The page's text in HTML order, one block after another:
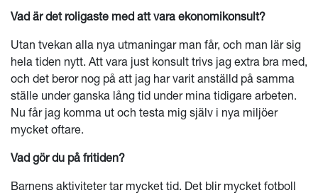
Vad är det roligaste med att vara ekonomikonsult?
Utan tvekan alla nya utmaningar man får, och man lär sig
hela tiden nytt. Att vara just konsult trivs jag extra bra med,
och det beror nog på att jag har varit anställd på samma
ställe under ganska lång tid under mina tidigare arbeten.
Nu får jag komma ut och testa mig själv i nya miljöer
mycket oftare.
Vad gör du på fritiden?
Barnens aktiviteter tar mycket tid. Det blir mycket fotboll